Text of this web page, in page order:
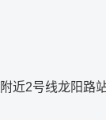
近2号线龙阳路